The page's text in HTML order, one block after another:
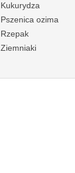
Kukurydza
Pszenica ozima
Rzepak
Ziemniaki